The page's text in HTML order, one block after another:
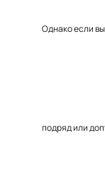
Однако если
подряд или